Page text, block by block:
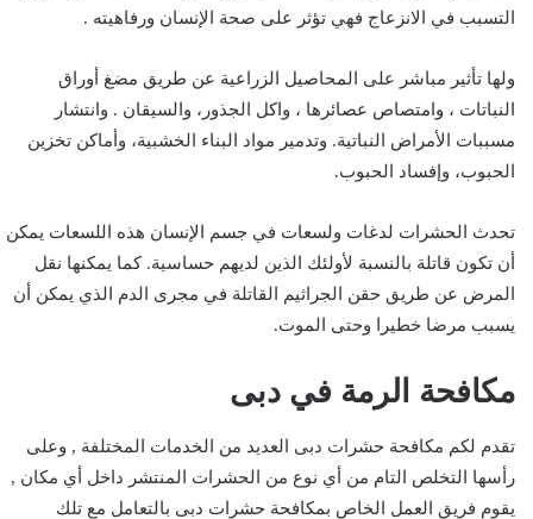
التسبب في الانزعاج فهي تؤثر على صحة الإنسان ورفاهيته .
ولها تأثير مباشر على المحاصيل الزراعية عن طريق مضغ أوراق
النباتات ، وامتصاص عصائرها ، واكل الجذور، والسيقان . وانتشار
مسببات الأمراض النباتية. وتدمير مواد البناء الخشبية، وأماكن تخزين
الحبوب، وإفساد الحبوب.
تحدث الحشرات لدغات ولسعات في جسم الإنسان هذه اللسعات يمكن
أن تكون قاتلة بالنسبة لأولئك الذين لديهم حساسية. كما يمكنها نقل
المرض عن طريق حقن الجراثيم القاتلة في مجرى الدم الذي يمكن أن
يسبب مرضا خطيرا وحتى الموت.
مكافحة الرمة في دبى
تقدم لكم مكافحة حشرات دبى العديد من الخدمات المختلفة , وعلى
رأسها التخلص التام من أي نوع من الحشرات المنتشر داخل أي مكان ,
يقوم فريق العمل الخاص بمكافحة حشرات دبى بالتعامل مع تلك